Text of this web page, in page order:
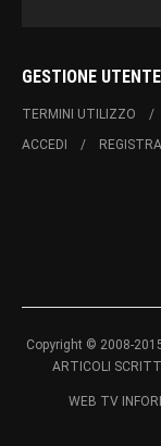
GESTIONE UTENTE
TERMINI UTILIZZO
ACCEDI
Copyright © 2008-
ARTICOLI
WEB TV